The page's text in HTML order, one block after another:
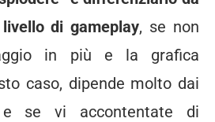
di gameplay, se non
in più e la grafica
caso, dipende molto dai
e se vi accontentate di